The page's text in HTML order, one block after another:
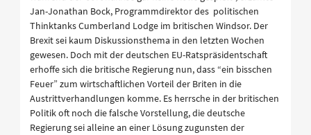
Jan-Jonathan Bock, Programmdirektor des politischen
Thinktanks Cumberland Lodge im britischen Windsor. Der
Brexit sei kaum Diskussionsthema in den letzten Wochen
gewesen. Doch mit der deutschen EU-Ratspräsidentschaft
erhoffe sich die britische Regierung nun, dass “ein bisschen
Feuer” zum wirtschaftlichen Vorteil der Briten in die
Austrittverhandlungen komme. Es herrsche in der britischen
Politik oft noch die falsche Vorstellung, die deutsche
Regierung sei alleine an einer Lösung zugunsten der